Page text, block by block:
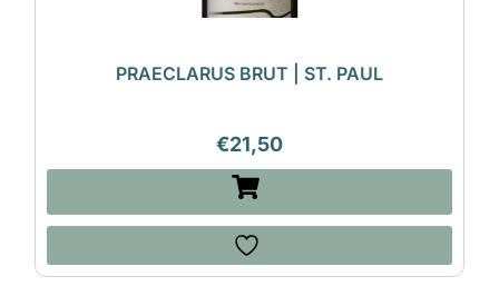
PRAECLARUS BRUT | ST. PAUL
€21,50